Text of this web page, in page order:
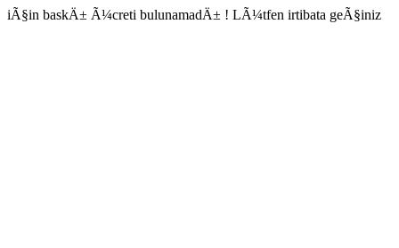
iÃ§in baskÄ± Ã¼creti bulunamadÄ± ! LÃ¼tfen irtibata geÃ§iniz